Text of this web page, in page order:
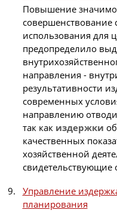
Повышение
совершенствование
использования для
предопределило
направления -
результативности
современных
направлению
так как издержки
качественных
хозяйственной
свидетельствующие
Управление
планирования